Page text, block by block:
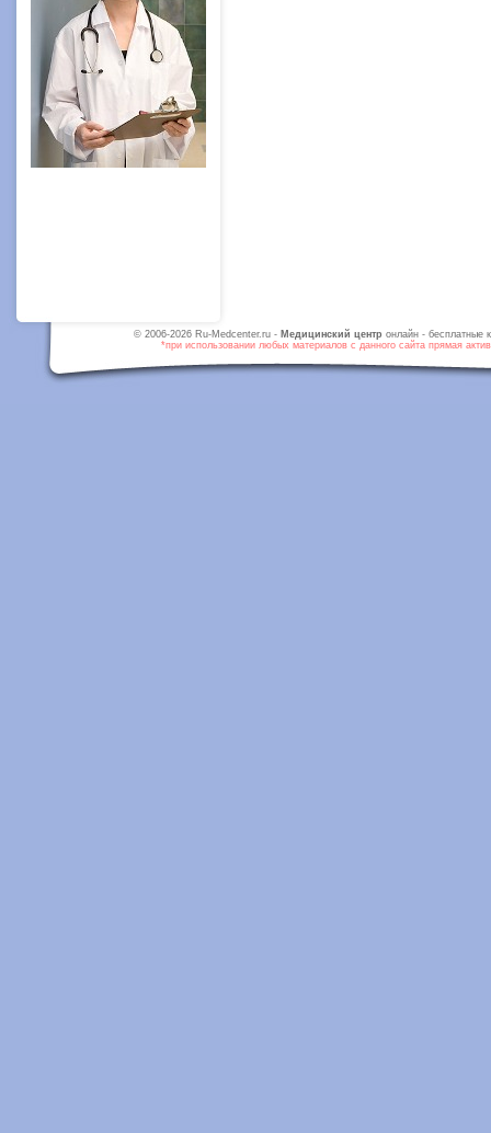
© 2006-2026 Ru-Medcenter.ru - Медицинский центр онлайн - бесплатные
*при использовании любых материалов с данного сайта прямая